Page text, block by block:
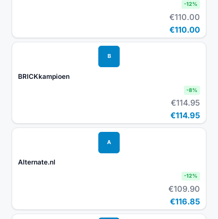
-12%
€110.00
€110.00
B
BRICKkampioen
-8%
€114.95
€114.95
A
Alternate.nl
-12%
€109.90
€116.85